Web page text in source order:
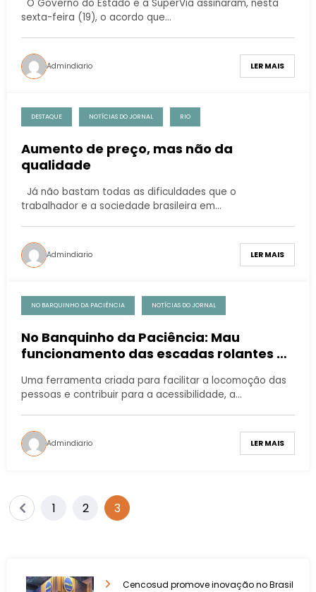
O Governo do Estado e a SuperVia assinaram, nesta
sexta-feira (19), o acordo que…
Admindiario LER MAIS
DESTAQUE NOTÍCIAS DO JORNAL RIO
Aumento de preço, mas não da
qualidade
Já não bastam todas as dificuldades que o
trabalhador e a sociedade brasileira em…
Admindiario LER MAIS
NO BARQUINHO DA PACIÊNCIA NOTÍCIAS DO JORNAL
No Banquinho da Paciência: Mau
funcionamento das escadas rolantes no
Uma ferramenta criada para facilitar a locomoção das
pessoas e contribuir para a acessibilidade, a…
Admindiario LER MAIS
1 2 3
Cencosud promove inovação no Brasil